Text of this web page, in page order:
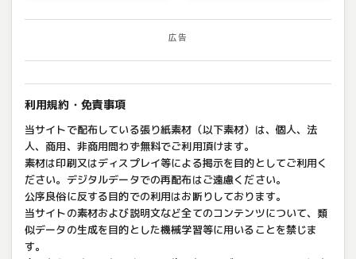
広告
利用規約・免責事項
当サイトで配布している張り紙素材（以下素材）は、個人、法
人、商用、非商用問わず無料でご利用頂けます。
素材は印刷又はディスプレイ等による掲示を目的としてご利用く
ださい。デジタルデータでの再配布はご遠慮ください。
公序良俗に反する目的での利用はお断りしております。
当サイトの素材および説明文など全てのコンテンツについて、類
似データの生成を目的とした機械学習等に用いることを禁じま
す。